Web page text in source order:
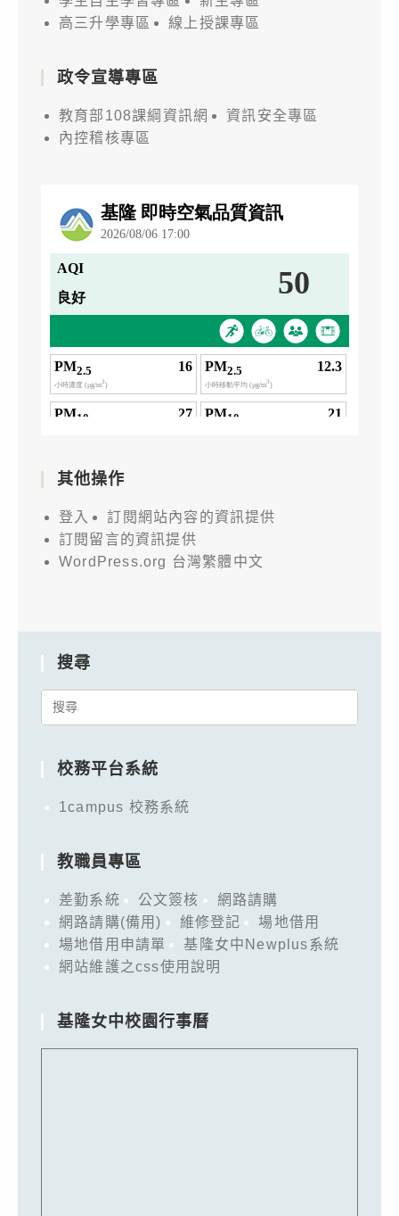
高三升學專區
線上授課專區
政令宣導專區
教育部108課綱資訊網
資訊安全專區
內控稽核專區
其他操作
登入
訂閱網站內容的資訊提供
訂閱留言的資訊提供
WordPress.org 台灣繁體中文
搜尋
Search
校務平台系統
1campus 校務系統
教職員專區
差勤系統 公文簽核
網路請購
網路請購(備用)
維修登記
場地借用
場地借用申請單
基隆女中Newplus系統
網站維護之css使用說明
基隆女中校園行事曆